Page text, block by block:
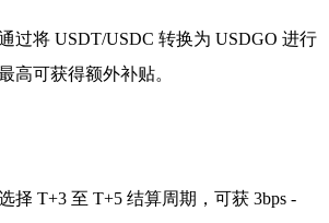
通过将 USDT/USDC 转换为 USDGO 进行
高可获得额外补贴。
选择 T+3 至 T+5 结算周期，可获 3bps -